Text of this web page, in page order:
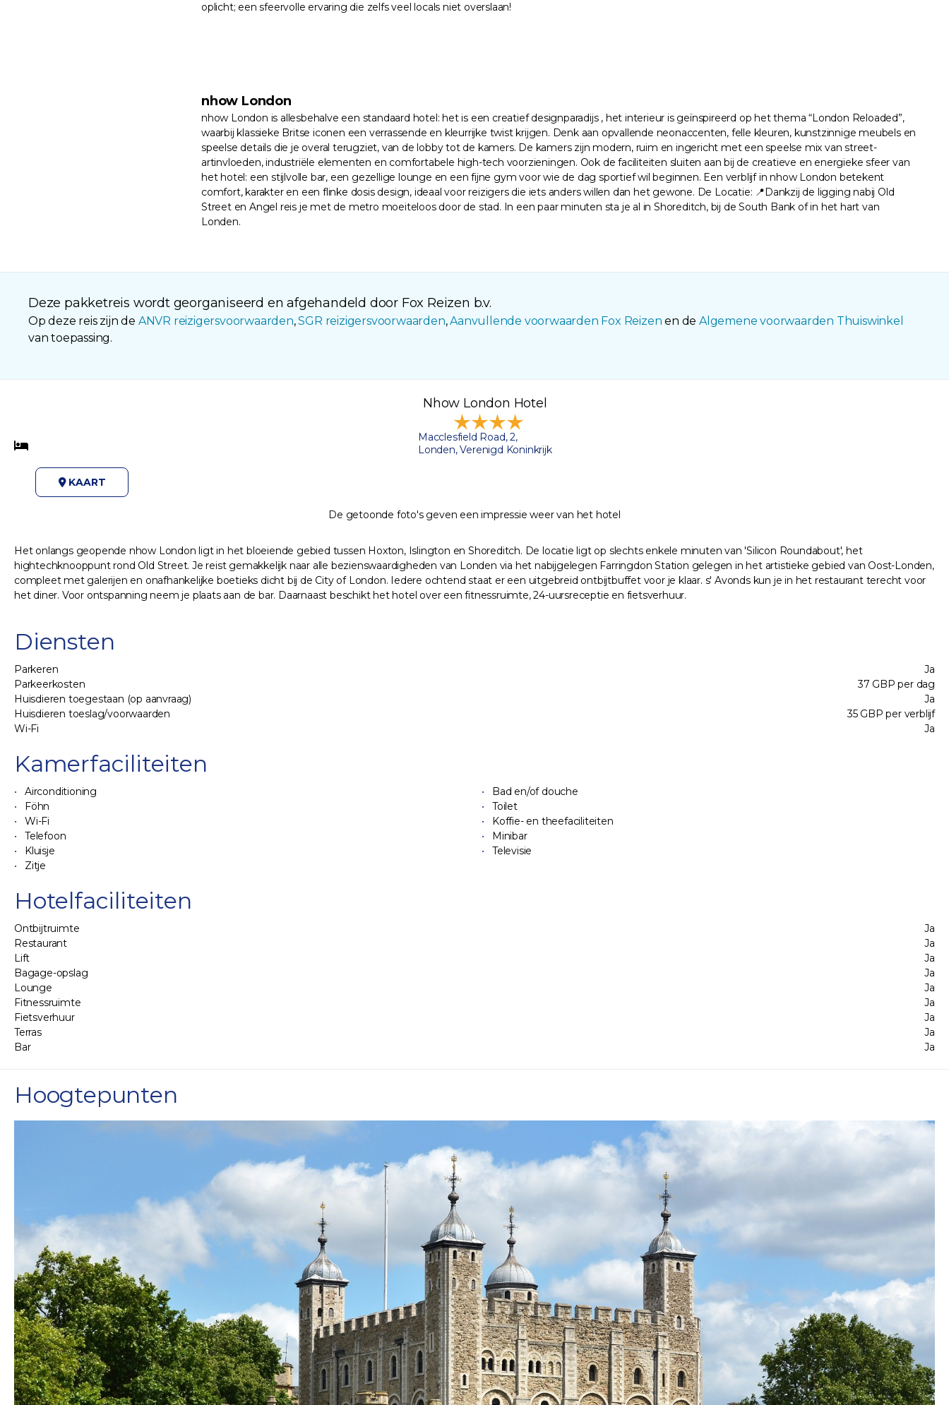
oplicht; een sfeervolle ervaring die zelfs veel locals niet overslaan!
nhow London
nhow London is allesbehalve een standaard hotel: het is een creatief designparadijs , het interieur is geïnspireerd op het thema “London Reloaded”,
waarbij klassieke Britse iconen een verrassende en kleurrijke twist krijgen. Denk aan opvallende neonaccenten, felle kleuren, kunstzinnige meubels en
speelse details die je overal terugziet, van de lobby tot de kamers. De kamers zijn modern, ruim en ingericht met een speelse mix van street-
artinvloeden, industriële elementen en comfortabele high-tech voorzieningen. Ook de faciliteiten sluiten aan bij de creatieve en energieke sfeer van
het hotel: een stijlvolle bar, een gezellige lounge en een fijne gym voor wie de dag sportief wil beginnen. Een verblijf in nhow London betekent
comfort, karakter en een flinke dosis design, ideaal voor reizigers die iets anders willen dan het gewone. De Locatie: 📍Dankzij de ligging nabij Old
Street en Angel reis je met de metro moeiteloos door de stad. In een paar minuten sta je al in Shoreditch, bij de South Bank of in het hart van
Londen.
Deze pakketreis wordt georganiseerd en afgehandeld door Fox Reizen b.v.
Op deze reis zijn de ANVR reizigersvoorwaarden,SGR reizigersvoorwaarden,Aanvullende voorwaarden Fox Reizen en deAlgemene voorwaarden Thuiswinkel
van toepassing.
Nhow London Hotel
Macclesfield Road, 2,
Londen, Verenigd Koninkrijk
KAART
De getoonde foto's geven een impressie weer van het hotel
Het onlangs geopende nhow London ligt in het bloeiende gebied tussen Hoxton, Islington en Shoreditch. De locatie ligt op slechts enkele minuten van 'Silicon Roundabout', het
hightechknooppunt rond Old Street. Je reist gemakkelijk naar alle bezienswaardigheden van Londen via het nabijgelegen Farringdon Station gelegen in het artistieke gebied van Oost-Londen,
compleet met galerijen en onafhankelijke boetieks dicht bij de City of London. Iedere ochtend staat er een uitgebreid ontbijtbuffet voor je klaar. s' Avonds kun je in het restaurant terecht voor
het diner. Voor ontspanning neem je plaats aan de bar. Daarnaast beschikt het hotel over een fitnessruimte, 24-uursreceptie en fietsverhuur.
Diensten
Parkeren
Ja
Parkeerkosten
37 GBP per dag
Huisdieren toegestaan (op aanvraag)
Ja
Huisdieren toeslag/voorwaarden
35 GBP per verblijf
Wi-Fi
Ja
Kamerfaciliteiten
Airconditioning
Bad en/of douche
Föhn
Toilet
Wi-Fi
Koffie- en theefaciliteiten
Telefoon
Minibar
Kluisje
Televisie
Zitje
Hotelfaciliteiten
Ontbijtruimte
Ja
Restaurant
Ja
Lift
Ja
Bagage-opslag
Ja
Lounge
Ja
Fitnessruimte
Ja
Fietsverhuur
Ja
Terras
Ja
Bar
Ja
Hoogtepunten